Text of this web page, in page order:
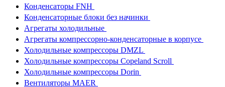
Конденсаторы FNH
Конденсаторные блоки без начинки
Агрегаты холодильные
Агрегаты компрессорно-конденсаторные в корпусе
Холодильные компрессоры DMZL
Холодильные компрессоры Copeland Scroll
Холодильные компрессоры Dorin
Вентиляторы MAER